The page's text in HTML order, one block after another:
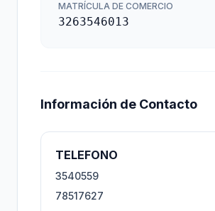
MATRÍCULA DE COMERCIO
3263546013
Información de Contacto
TELEFONO
3540559
78517627